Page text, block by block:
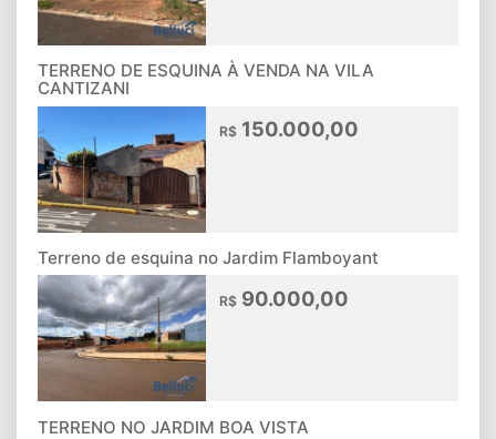
TERRENO DE ESQUINA À VENDA NA VILA
CANTIZANI
R$ 150.000,00
Terreno de esquina no Jardim Flamboyant
R$ 90.000,00
TERRENO NO JARDIM BOA VISTA